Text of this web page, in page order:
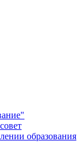
образования